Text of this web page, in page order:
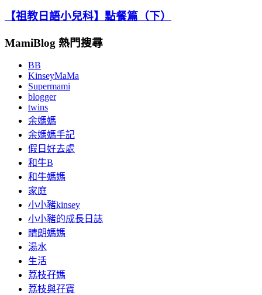
【祖教日語小兒科】點餐篇（下）
MamiBlog 熱門搜尋
BB
KinseyMaMa
Supermami
blogger
twins
余媽媽
余媽媽手記
假日好去處
和牛B
和牛媽媽
家庭
小小豬kinsey
小小豬的成長日誌
晴朗媽媽
湯水
生活
荔枝孖媽
荔枝與孖寶